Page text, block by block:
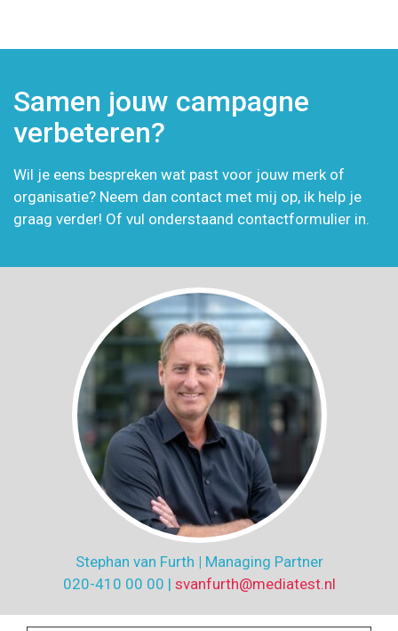
Samen jouw campagne
verbeteren?
Wil je eens bespreken wat past voor jouw merk of
organisatie? Neem dan contact met mij op, ik help je
graag verder! Of vul onderstaand contactformulier in.
Stephan van Furth | Managing Partner
020-410 00 00 | svanfurth@mediatest.nl